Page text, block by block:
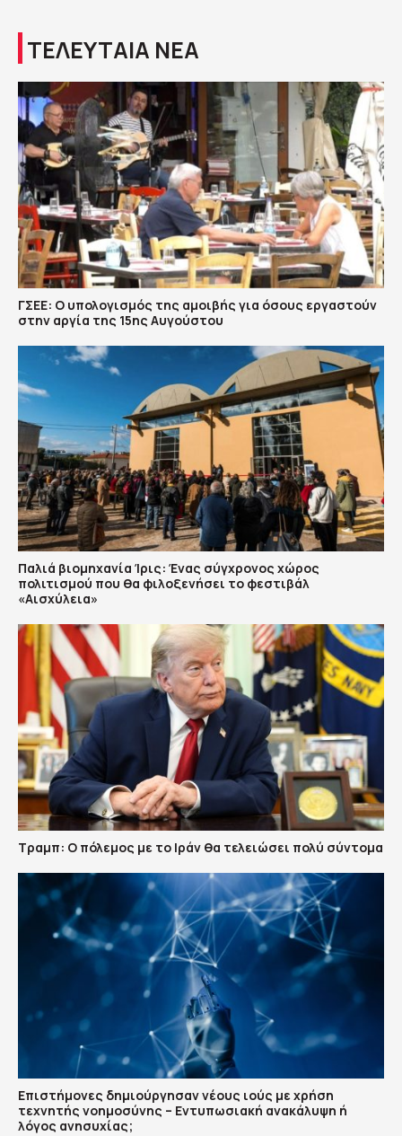
ΤΕΛΕΥΤΑΙΑ ΝΕΑ
ΓΣΕΕ: Ο υπολογισμός της αμοιβής για όσους εργαστούν
στην αργία της 15ης Αυγούστου
Παλιά βιομηχανία Ίρις: Ένας σύγχρονος χώρος
πολιτισμού που θα φιλοξενήσει το φεστιβάλ
«Αισχύλεια»
Τραμπ: Ο πόλεμος με το Ιράν θα τελειώσει πολύ σύντομα
Επιστήμονες δημιούργησαν νέους ιούς με χρήση
τεχνητής νοημοσύνης – Εντυπωσιακή ανακάλυψη ή
λόγος ανησυχίας;